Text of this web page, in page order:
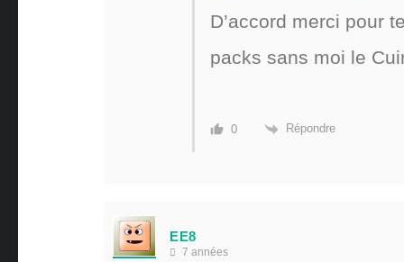
D’accord merci pour
packs sans moi le
0 Répondre
EE8
7 années